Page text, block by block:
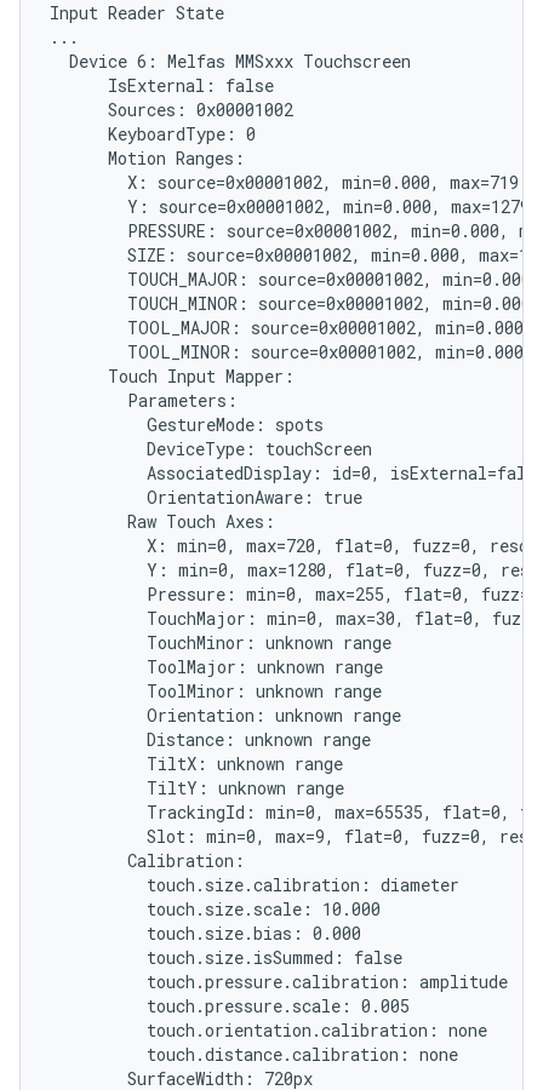
Input Reader State
...
  Device 6: Melfas MMSxxx Touchscreen
      IsExternal: false
      Sources: 0x00001002
      KeyboardType: 0
      Motion Ranges:
X: source=0x00001002, min=0.000,
Y: source=0x00001002, min=0.000,
PRESSURE: source=0x00001002, min=0.000,
SIZE: source=0x00001002, min=0.000,
TOUCH_MAJOR: source=0x00001002,
TOUCH_MINOR: source=0x00001002,
TOOL_MAJOR: source=0x00001002, min=0.000,
TOOL_MINOR: source=0x00001002, min=0.000,
      Touch Input Mapper:
        Parameters:
          GestureMode: spots
          DeviceType: touchScreen
AssociatedDisplay: id=0,
          OrientationAware: true
        Raw Touch Axes:
X: min=0, max=720, flat=0, fuzz=0,
Y: min=0, max=1280, flat=0, fuzz=0,
Pressure: min=0, max=255, flat=0,
TouchMajor: min=0, max=30, flat=0,
          TouchMinor: unknown range
          ToolMajor: unknown range
          ToolMinor: unknown range
          Orientation: unknown range
          Distance: unknown range
          TiltX: unknown range
          TiltY: unknown range
TrackingId: min=0, max=65535, flat=0,
Slot: min=0, max=9, flat=0, fuzz=0,
        Calibration:
          touch.size.calibration: diameter
          touch.size.scale: 10.000
          touch.size.bias: 0.000
          touch.size.isSummed: false
          touch.pressure.calibration: amplitude
          touch.pressure.scale: 0.005
          touch.orientation.calibration: none
          touch.distance.calibration: none
        SurfaceWidth: 720px